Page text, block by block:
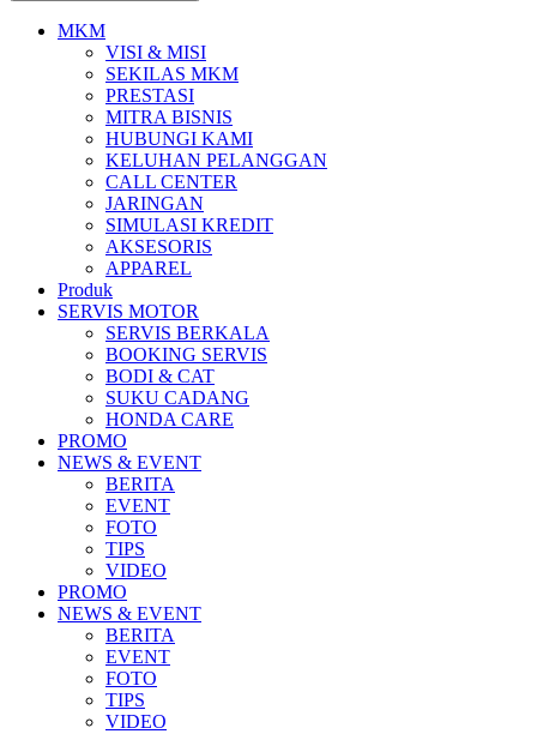
MKM
VISI & MISI
SEKILAS MKM
PRESTASI
MITRA BISNIS
HUBUNGI KAMI
KELUHAN PELANGGAN
CALL CENTER
JARINGAN
SIMULASI KREDIT
AKSESORIS
APPAREL
Produk
All New Scoopy
VARIO 160
ADV 160
All New BeAT eSP
SERVIS MOTOR
SERVIS BERKALA
BOOKING SERVIS
BODI & CAT
SUKU CADANG
HONDA CARE
PROMO
NEWS & EVENT
BERITA
EVENT
FOTO
TIPS
VIDEO
PROMO
NEWS & EVENT
BERITA
EVENT
FOTO
TIPS
VIDEO